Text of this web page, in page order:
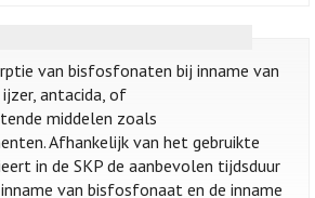
van bisfosfonaten bij inname van
antacida, of
middelen zoals
Afhankelijk van het gebruikte
in de SKP de aanbevolen tijdsduur
van bisfosfonaat en de inname